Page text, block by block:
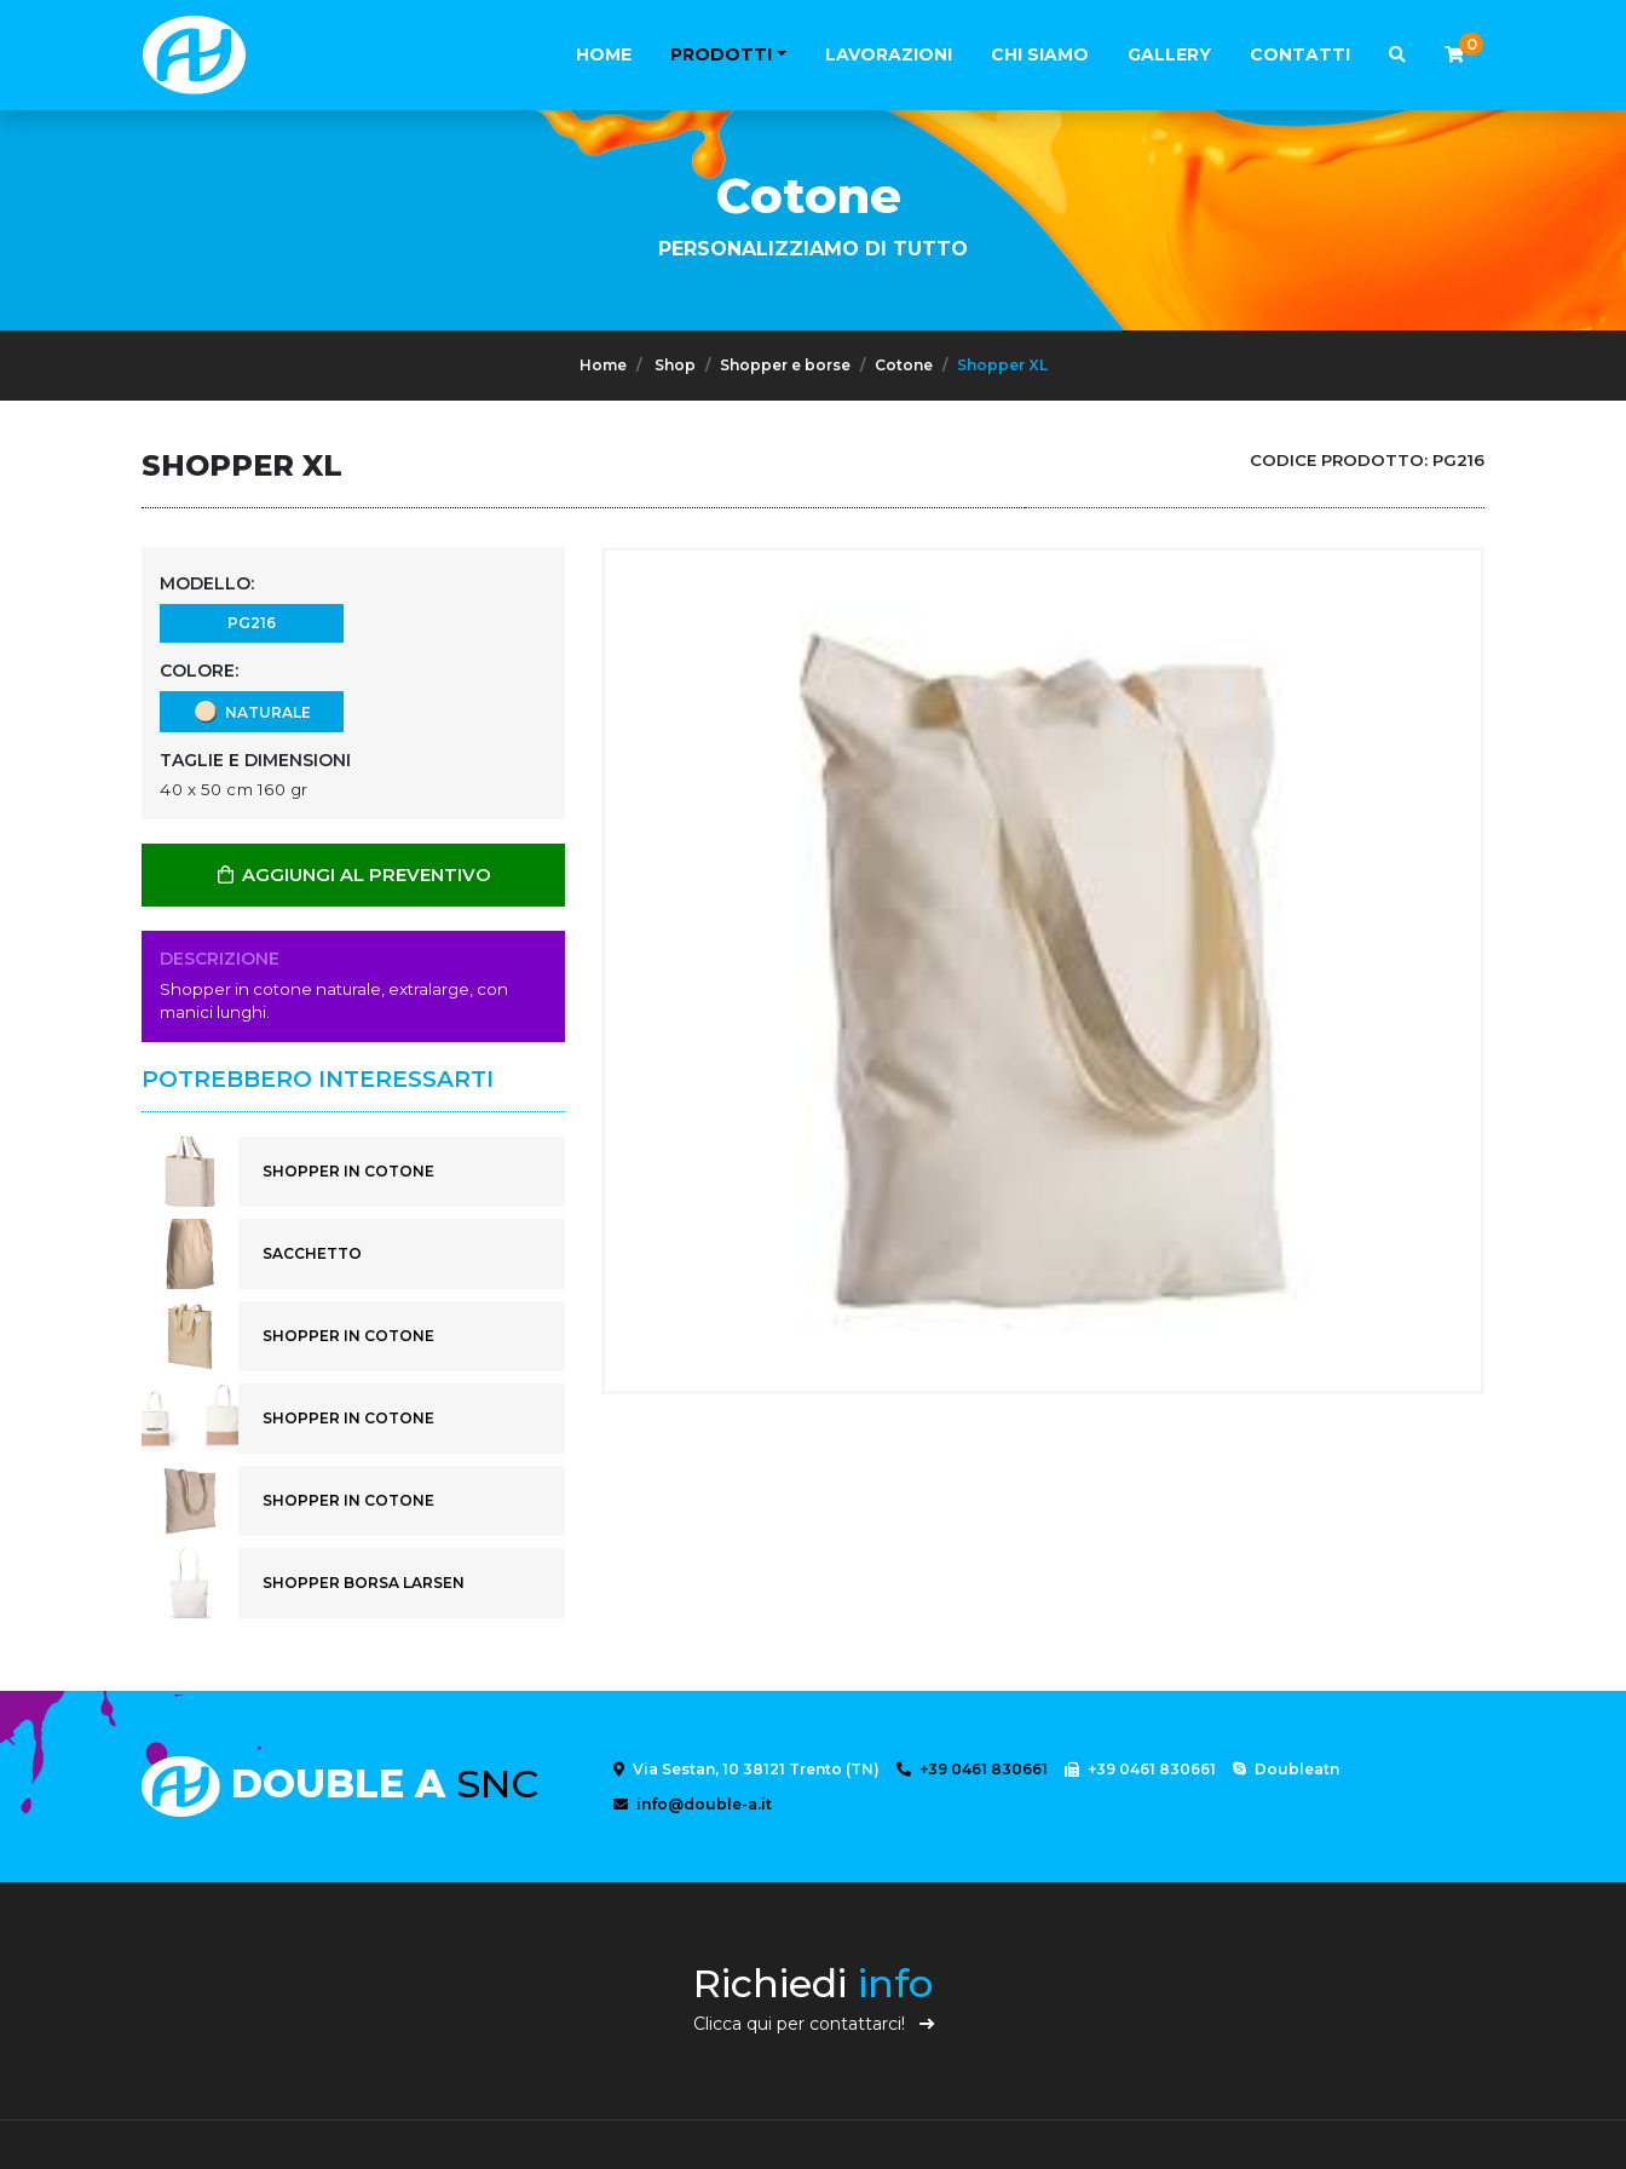
HOME PRODOTTI LAVORAZIONI CHI SIAMO GALLERY CONTATTI 0
Cotone
PERSONALIZZIAMO DI TUTTO
Home Shop Shopper e borse Cotone Shopper XL
SHOPPER XL CODICE PRODOTTO: PG216
MODELLO:
PG216
COLORE:
NATURALE
TAGLIE E DIMENSIONI
40 x 50 cm 160 gr
AGGIUNGI AL PREVENTIVO
DESCRIZIONE
Shopper in cotone naturale, extralarge, con
manici lunghi.
POTREBBERO INTERESSARTI
SHOPPER IN COTONE
SACCHETTO
SHOPPER IN COTONE
SHOPPER IN COTONE
SHOPPER IN COTONE
SHOPPER BORSA LARSEN
DOUBLE A SNC Via Sestan, 10 38121 Trento (TN) +39 0461 830661 +39 0461 830661
Doubleatn
info@double-a.it
Richiedi info
Clicca qui per contattarci!